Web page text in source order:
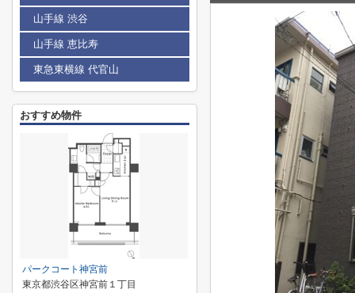
山手線 渋谷
山手線 恵比寿
東急東横線 代官山
おすすめ物件
パークコート神宮前
東京都渋谷区神宮前１丁目